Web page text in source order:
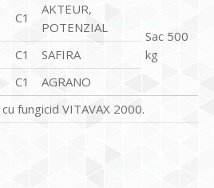
C1
AKTEUR,
POTENZIAL
Sac 500
kg
C1
SAFIRA
C1
AGRANO
fungicid VITAVAX 2000.